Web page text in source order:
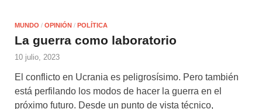
MUNDO / OPINIÓN / POLÍTICA
La guerra como laboratorio
10 julio, 2023
El conflicto en Ucrania es peligrosísimo. Pero también
está perfilando los modos de hacer la guerra en el
próximo futuro. Desde un punto de vista técnico,